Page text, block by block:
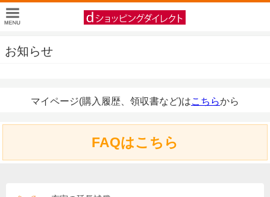
お知らせ
マイページ(購入履歴、領収書など)はこちらから
FAQはこちら